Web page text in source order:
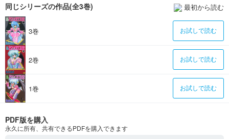
同じシリーズの作品(全3巻) 最初から読む
3巻 お試しで読む
2巻 お試しで読む
1巻 お試しで読む
PDF版を購入
永久に所有、共有できるPDFを購入できます